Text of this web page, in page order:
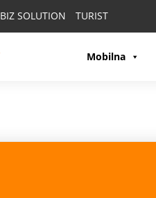
BIZ SOLUTION TURIST
Mobilna